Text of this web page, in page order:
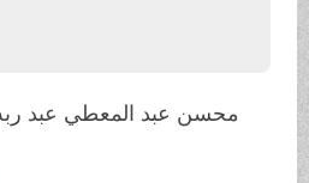
محسن عبد المعطي عبد ربه